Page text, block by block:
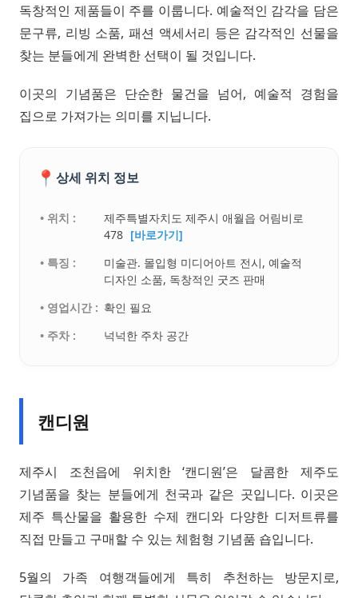
독창적인 제품들이 주를 이룹니다. 예술적인 감각을 담은
문구류, 리빙 소품, 패션 액세서리 등은 감각적인 선물을
찾는 분들에게 완벽한 선택이 될 것입니다.
이곳의 기념품은 단순한 물건을 넘어, 예술적 경험을
집으로 가져가는 의미를 지닙니다.
📍 상세 위치 정보
• 위치 :
제주특별자치도 제주시 애월읍 어림비로
478 [바로가기]
• 특징 :
미술관. 몰입형 미디어아트 전시, 예술적
디자인 소품, 독창적인 굿즈 판매
• 영업시간 : 확인 필요
• 주차 :
넉넉한 주차 공간
캔디원
제주시 조천읍에 위치한 ‘캔디원’은 달콤한 제주도
기념품을 찾는 분들에게 천국과 같은 곳입니다. 이곳은
제주 특산물을 활용한 수제 캔디와 다양한 디저트류를
직접 만들고 구매할 수 있는 체험형 기념품 숍입니다.
5월의 가족 여행객들에게 특히 추천하는 방문지로,